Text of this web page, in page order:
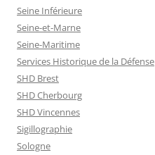
Seine Inférieure
Seine-et-Marne
Seine-Maritime
Services Historique de la Défense
SHD Brest
SHD Cherbourg
SHD Vincennes
Sigillographie
Sologne